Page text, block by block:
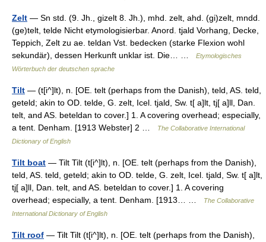
Zelt — Sn std. (9. Jh., gizelt 8. Jh.), mhd. zelt, ahd. (gi)zelt, mndd.
(ge)telt, telde Nicht etymologisierbar. Anord. tjald Vorhang, Decke,
Teppich, Zelt zu ae. teldan Vst. bedecken (starke Flexion wohl
sekundär), dessen Herkunft unklar ist. Die… …
Etymologisches
Wörterbuch der deutschen sprache
Tilt — (t[i^]lt), n. [OE. telt (perhaps from the Danish), teld, AS. teld,
geteld; akin to OD. telde, G. zelt, Icel. tjald, Sw. t[ a]lt, tj[ a]ll, Dan.
telt, and AS. beteldan to cover.] 1. A covering overhead; especially,
a tent. Denham. [1913 Webster] 2 …
The Collaborative International
Dictionary of English
Tilt boat — Tilt Tilt (t[i^]lt), n. [OE. telt (perhaps from the Danish),
teld, AS. teld, geteld; akin to OD. telde, G. zelt, Icel. tjald, Sw. t[ a]lt,
tj[ a]ll, Dan. telt, and AS. beteldan to cover.] 1. A covering
overhead; especially, a tent. Denham. [1913… …
The Collaborative
International Dictionary of English
Tilt roof — Tilt Tilt (t[i^]lt), n. [OE. telt (perhaps from the Danish),